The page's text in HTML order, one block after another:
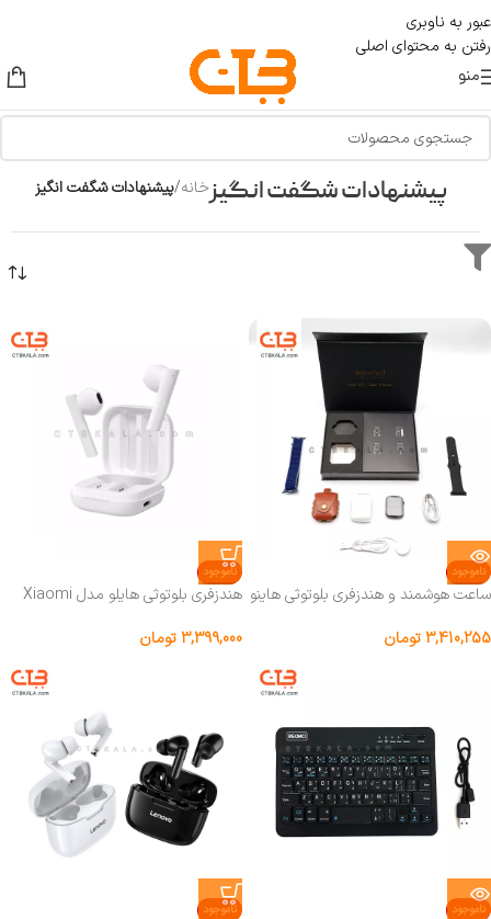
عبور به ناوبری
رفتن به محتوای اصلی
منو
پیشنهادات شگفت انگیزخانه/پیشنهادات شگفت انگیز
ناموجود
ساعت هوشمند و هندزفری بلوتوثی هاینو
3,410,255تومان
ناموجود
هندزفری بلوتوثی هایلو مدل Xiaomi
3,399,000تومان
ناموجود ناموجود